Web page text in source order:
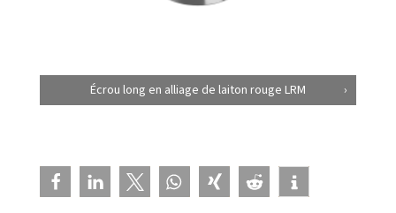
Écrou long en alliage de laiton rouge LRM